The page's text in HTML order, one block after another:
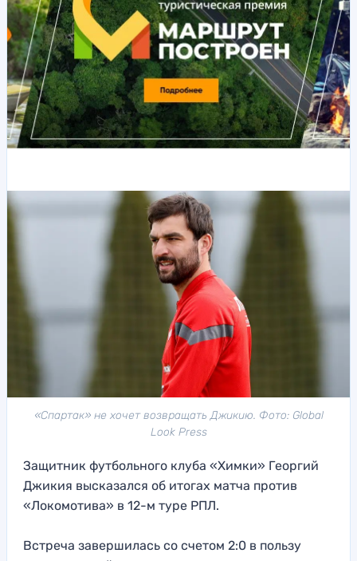
«Спартак» не хочет возвращать Джикию. Фото: Global
Look Press
Защитник футбольного клуба «Химки» Георгий
Джикия высказался об итогах матча против
«Локомотива» в 12-м туре РПЛ.
Встреча завершилась со счетом 2:0 в пользу